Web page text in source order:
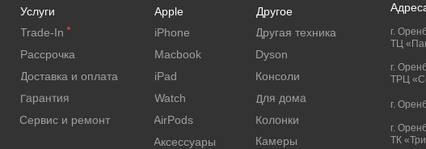
Услуги Apple Другое
г.
ТЦ
г.
ТРЦ
г.
ТК
г.
Камеры
Колонки
Для дома
Другая техника
Dyson
Консоли
iPhone
Macbook
Watch
iPad
AirPods
Аксессуары
Рассрочка
Доставка и оплата
Сервис и ремонт
Гарантия
Trade-In